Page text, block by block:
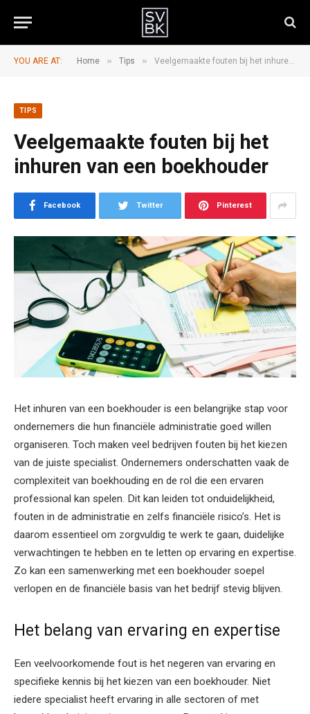
YOU ARE AT: Home » Tips » Veelgemaakte fouten bij het inhuren van een boekhouder
TIPS
Veelgemaakte fouten bij het
inhuren van een boekhouder
Facebook Twitter Pinterest
Het inhuren van een boekhouder is een belangrijke stap voor
ondernemers die hun financiële administratie goed willen
organiseren. Toch maken veel bedrijven fouten bij het kiezen
van de juiste specialist. Ondernemers onderschatten vaak de
complexiteit van boekhouding en de rol die een ervaren
professional kan spelen. Dit kan leiden tot onduidelijkheid,
fouten in de administratie en zelfs financiële risico’s. Het is
daarom essentieel om zorgvuldig te werk te gaan, duidelijke
verwachtingen te hebben en te letten op ervaring en expertise.
Zo kan een samenwerking met een boekhouder soepel
verlopen en de financiële basis van het bedrijf stevig blijven.
Het belang van ervaring en expertise
Een veelvoorkomende fout is het negeren van ervaring en
specifieke kennis bij het kiezen van een boekhouder. Niet
iedere specialist heeft ervaring in alle sectoren of met